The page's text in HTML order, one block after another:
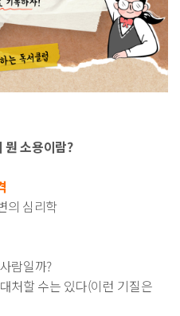
뭔 소용이람?
의 심리학
람일까?
처할 수는 있다(이런 기질은